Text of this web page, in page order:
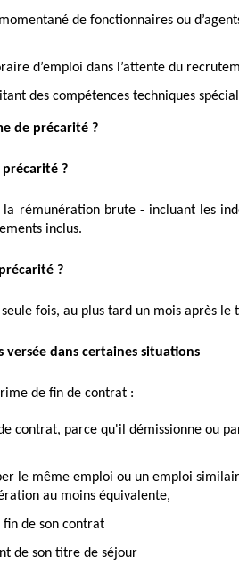
de fonctionnaires ou
d’emploi dans l’attente du
des compétences techniques
de précarité ?
?
rémunération brute - incluant les
inclus.
?
fois, au plus tard un mois après le
versée dans certaines situations
de fin de contrat :
contrat, parce qu'il démissionne ou
le même emploi ou un emploi
au moins équivalente,
de son contrat
de son titre de séjour